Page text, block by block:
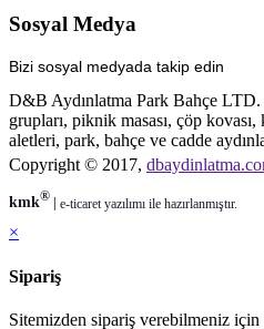
Sosyal Medya
Bizi sosyal medyada takip edin
D&B Aydınlatma Park Bahçe LTD.
grupları, piknik masası, çöp
aletleri, park, bahçe ve cadde
Copyright © 2017,
kmk® e-ticaret yazılımı ile hazırlanmıştır.
×
Sipariş
Sitemizden sipariş verebilmeniz için